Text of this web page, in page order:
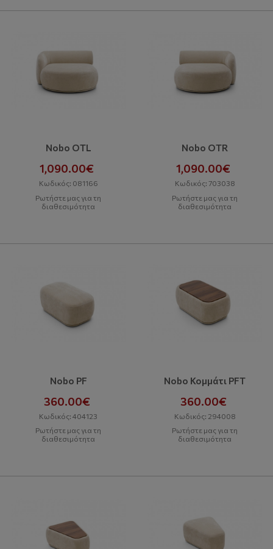
Nobo OTL
1,090.00€
Κωδικός: 081166
Ρωτήστε μας για τη
διαθεσιμότητα
Nobo OTR
1,090.00€
Κωδικός: 703038
Ρωτήστε μας για τη
διαθεσιμότητα
Nobo PF
360.00€
Κωδικός: 404123
Ρωτήστε μας για τη
διαθεσιμότητα
Nobo Κομμάτι PFT
360.00€
Κωδικός: 294008
Ρωτήστε μας για τη
διαθεσιμότητα